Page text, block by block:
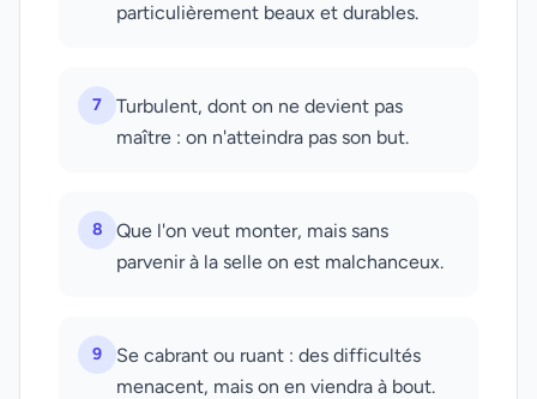
particulièrement beaux et durables.
7
Turbulent, dont on ne devient pas
maître : on n'atteindra pas son but.
8
Que l'on veut monter, mais sans
parvenir à la selle on est malchanceux.
9
Se cabrant ou ruant : des difficultés
menacent, mais on en viendra à bout.